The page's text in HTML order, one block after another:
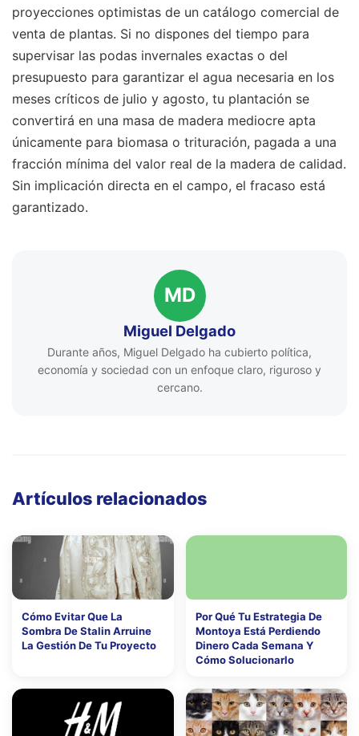
proyecciones optimistas de un catálogo comercial de
venta de plantas. Si no dispones del tiempo para
supervisar las podas invernales exactas o del
presupuesto para garantizar el agua necesaria en los
meses críticos de julio y agosto, tu plantación se
convertirá en una masa de madera mediocre apta
únicamente para biomasa o trituración, pagada a una
fracción mínima del valor real de la madera de calidad.
Sin implicación directa en el campo, el fracaso está
garantizado.
MD
Miguel Delgado
Durante años, Miguel Delgado ha cubierto política,
economía y sociedad con un enfoque claro, riguroso y
cercano.
Artículos relacionados
Cómo Evitar Que La
Sombra De Stalin Arruine
La Gestión De Tu Proyecto
Por Qué Tu Estrategia De
Montoya Está Perdiendo
Dinero Cada Semana Y
Cómo Solucionarlo